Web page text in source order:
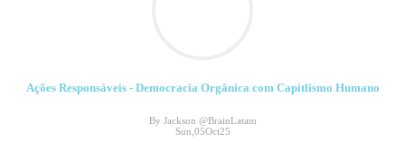
Ações Responsáveis - Democracia Orgânica com Capitlismo Humano
By Jackson @BrainLatam
Sun,05Oct25